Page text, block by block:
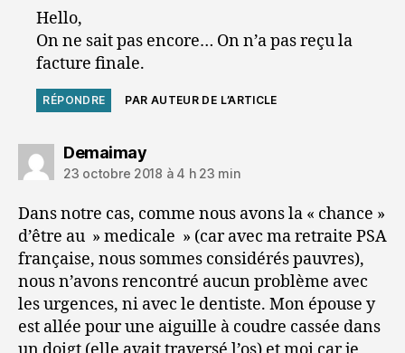
Hello,
On ne sait pas encore… On n’a pas reçu la
facture finale.
RÉPONDRE PAR AUTEUR DE L’ARTICLE
Demaimaydit :
23 octobre 2018 à 4 h 23 min
Dans notre cas, comme nous avons la « chance »
d’être au » medicale » (car avec ma retraite PSA
française, nous sommes considérés pauvres),
nous n’avons rencontré aucun problème avec
les urgences, ni avec le dentiste. Mon épouse y
est allée pour une aiguille à coudre cassée dans